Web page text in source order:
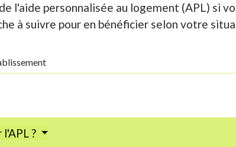
l'aide personnalisée au logement (APL) si
à suivre pour en bénéficier selon votre
?